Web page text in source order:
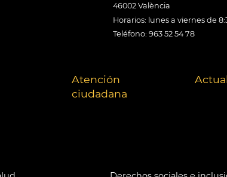
46002 València
Horarios: lunes a viernes de
Teléfono: 963 52 54 78
Atención
ciudadana